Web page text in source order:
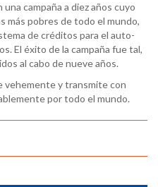
campaña a diez años cuyo
más pobres de todo el mundo,
de créditos para el auto-
El éxito de la campaña fue tal,
al cabo de nueve años.
vehemente y transmite con
por todo el mundo.